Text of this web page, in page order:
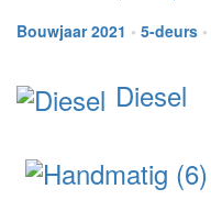
Bouwjaar 2021 • 5-deurs •
Diesel